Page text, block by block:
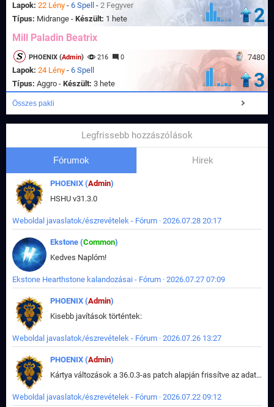
Lapok: 22 Lény - 6 Spell - 2 Fegyver
Típus: Midrange - Készült: 1 hete 2
Mill Paladin Beatrix
7480
PHOENIX (Admin) 216 0
Lapok: 24 Lény - 6 Spell
Típus: Aggro - Készült: 3 hete 3
Összes pakli
Legfrissebb hozzászólások
Fórumok Hirek
PHOENIX (Admin)
HSHU v31.3.0
Weboldal javaslatok/észrevételek - Fórum · 2026.07.28 20:17
Ekstone (Common)
Kedves Naplóm!
Ekstone Hearthstone kalandozásai - Fórum · 2026.07.27 07:09
PHOENIX (Admin)
Kisebb javítások történtek:
Weboldal javaslatok/észrevételek - Fórum · 2026.07.26 13:27
PHOENIX (Admin)
Kártya változások a 36.0.3-as patch alapján frissítve az adatbázisban (képek is cserélve).
Weboldal javaslatok/észrevételek - Fórum · 2026.07.22 09:12